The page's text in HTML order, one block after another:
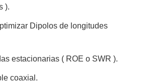
).
Dipolos de longitudes
estacionarias ( ROE o SWR ).
coaxial.